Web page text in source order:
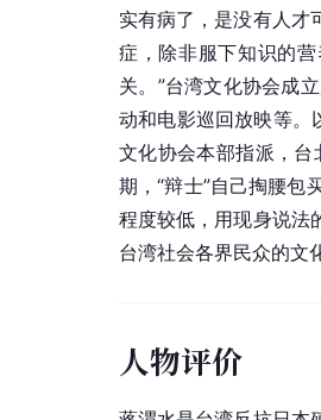
实有病了，是没有人才
症，除非服下知识的
关。”台湾文化协会成
动和电影巡回放映等。
文化协会本部指派，
期，“辩士”自己掏腰包
程度较低，用现身说法
台湾社会各界民众的文
人物评价